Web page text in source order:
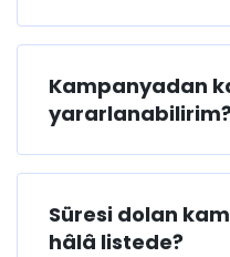
Kampanyadan
yararlanabilirim?
Süresi dolan
hâlâ listede?